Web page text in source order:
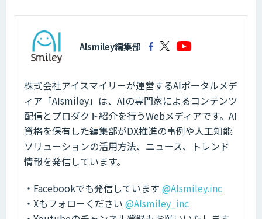
AIsmiley編集部
株式会社アイスマイリーが運営するAIポータルメデ
ィア「AIsmiley」は、AIの専門家によるコンテンツ
配信とプロダクト紹介を行うWebメディアです。AI
資格を保有した編集部がDX推進の事例や人工知能
ソリューションの活用方法、ニュース、トレンド
情報を発信しています。
・Facebookでも発信しています @AIsmiley.inc
・Xもフォローください @AIsmiley_inc